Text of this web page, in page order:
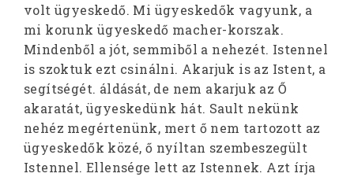
volt ügyeskedő. Mi ügyeskedők vagyunk, a
mi korunk ügyeskedő macher-korszak.
Mindenből a jót, semmiből a nehezét. Istennel
is szoktuk ezt csinálni. Akarjuk is az Istent, a
segítségét. áldását, de nem akarjuk az Ő
akaratát, ügyeskedünk hát. Sault nekünk
nehéz megértenünk, mert ő nem tartozott az
ügyeskedők közé, ő nyíltan szembeszegült
Istennel. Ellensége lett az Istennek. Azt írja